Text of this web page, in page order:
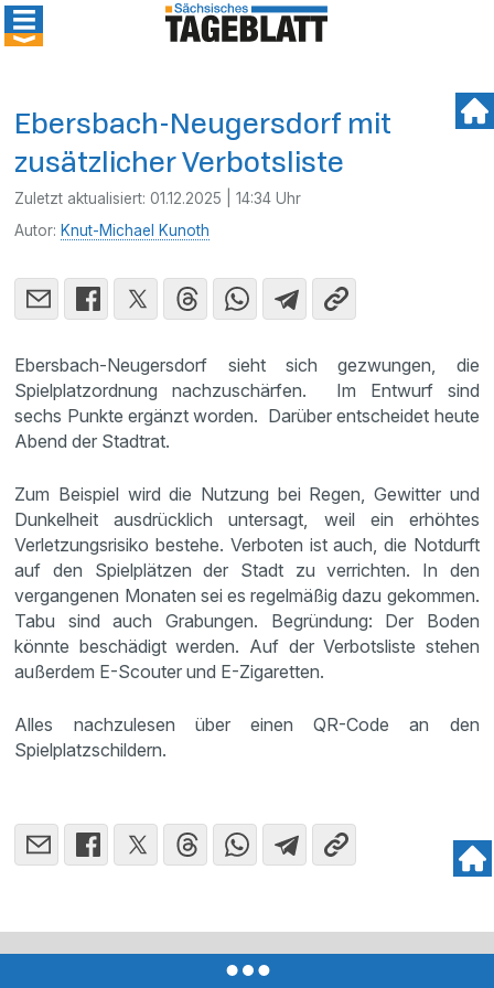
Ebersbach-Neugersdorf mit
zusätzlicher Verbotsliste
Zuletzt aktualisiert:01.12.2025 | 14:34 Uhr
Autor: Knut-Michael Kunoth
Ebersbach-Neugersdorf sieht sich gezwungen, die
Spielplatzordnung nachzuschärfen. Im Entwurf sind
sechs Punkte ergänzt worden. Darüber entscheidet heute
Abend der Stadtrat.
Zum Beispiel wird die Nutzung bei Regen, Gewitter und
Dunkelheit ausdrücklich untersagt, weil ein erhöhtes
Verletzungsrisiko bestehe. Verboten ist auch, die Notdurft
auf den Spielplätzen der Stadt zu verrichten. In den
vergangenen Monaten sei es regelmäßig dazu gekommen.
Tabu sind auch Grabungen. Begründung: Der Boden
könnte beschädigt werden. Auf der Verbotsliste stehen
außerdem E-Scouter und E-Zigaretten.
Alles nachzulesen über einen QR-Code an den
Spielplatzschildern.